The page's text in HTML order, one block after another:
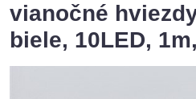
vianočné
biele, 10LED,